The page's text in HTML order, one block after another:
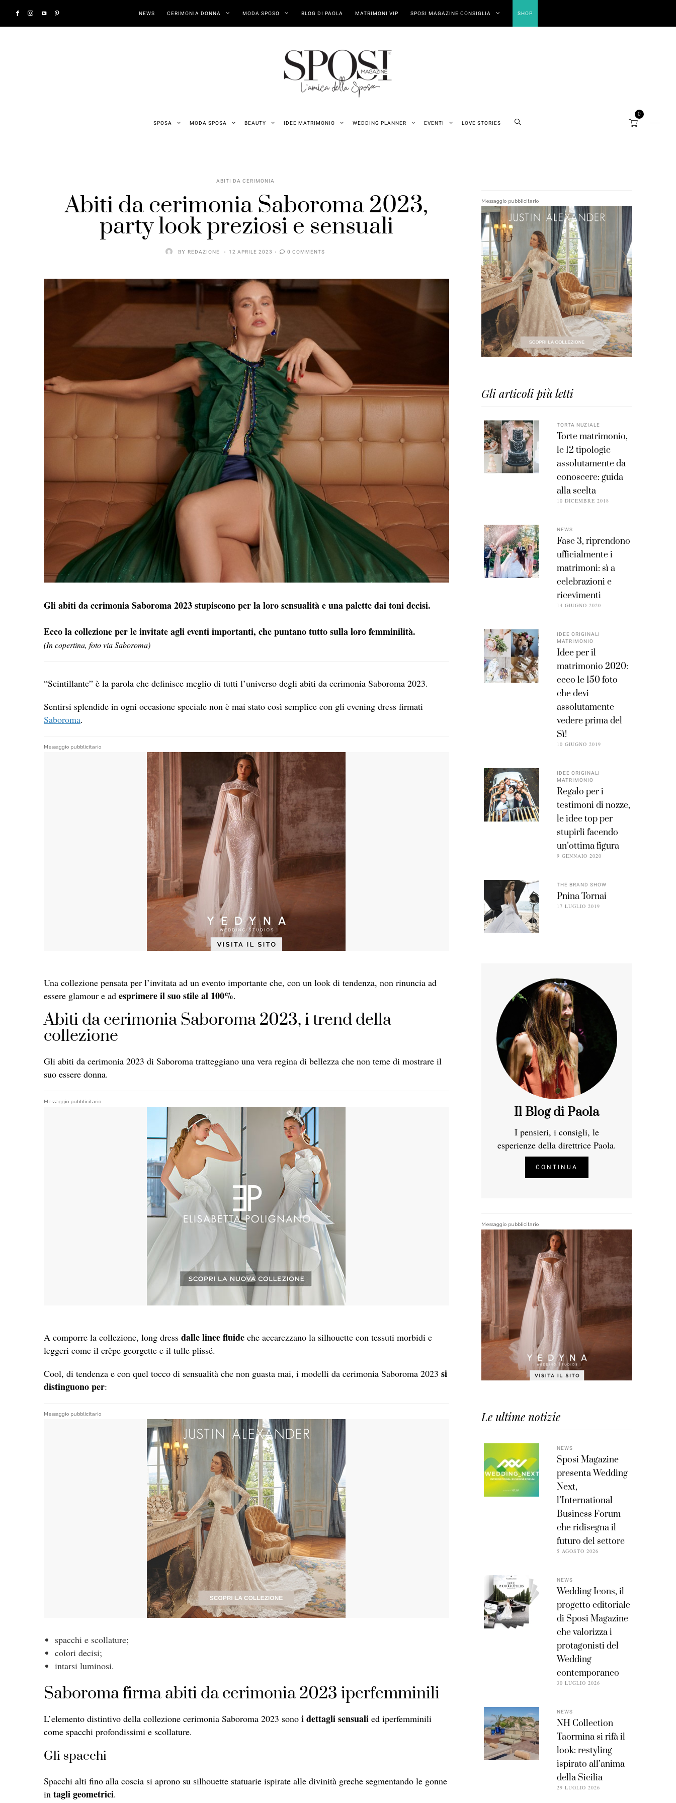
NEWS CERIMONIA DONNA MODA SPOSO BLOG DI PAOLA MATRIMONI VIP SPOSI MAGAZINE CONSIGLIA SHOP
SPOSA MODA SPOSA BEAUTY IDEE MATRIMONIO WEDDING PLANNER EVENTI LOVE STORIES
0
ABITI DA CERIMONIA
Abiti da cerimonia Saboroma 2023,
party look preziosi e sensuali
BY REDAZIONE 12 APRILE 2023 0 COMMENTS
Gli abiti da cerimonia Saboroma 2023 stupiscono per la loro sensualità e una palette dai toni decisi.
Ecco la collezione per le invitate agli eventi importanti, che puntano tutto sulla loro femminilità.
(In copertina, foto via Saboroma)
“Scintillante” è la parola che definisce meglio di tutti l’universo degli abiti da cerimonia Saboroma 2023.
Sentirsi splendide in ogni occasione speciale non è mai stato così semplice con gli evening dress firmati
Saboroma.
Messaggio pubblicitario
Una collezione pensata per l’invitata ad un evento importante che, con un look di tendenza, non rinuncia ad
essere glamour e ad esprimere il suo stile al 100%.
Abiti da cerimonia Saboroma 2023, i trend della
collezione
Gli abiti da cerimonia 2023 di Saboroma tratteggiano una vera regina di bellezza che non teme di mostrare il
suo essere donna.
Messaggio pubblicitario
A comporre la collezione, long dress dalle linee fluide che accarezzano la silhouette con tessuti morbidi e
leggeri come il crêpe georgette e il tulle plissé.
Cool, di tendenza e con quel tocco di sensualità che non guasta mai, i modelli da cerimonia Saboroma 2023 si
distinguono per:
Messaggio pubblicitario
spacchi e scollature;
colori decisi;
intarsi luminosi.
Saboroma firma abiti da cerimonia 2023 iperfemminili
L’elemento distintivo della collezione cerimonia Saboroma 2023 sono i dettagli sensuali ed iperfemminili
come spacchi profondissimi e scollature.
Gli spacchi
Spacchi alti fino alla coscia si aprono su silhouette statuarie ispirate alle divinità greche segmentando le gonne
in tagli geometrici.
Messaggio pubblicitario
Gli articoli più letti
TORTA NUZIALE
Torte matrimonio,
le 12 tipologie
assolutamente da
conoscere: guida
alla scelta
10 DICEMBRE 2018
NEWS
Fase 3, riprendono
ufficialmente i
matrimoni: sì a
celebrazioni e
ricevimenti
14 GIUGNO 2020
IDEE ORIGINALI
MATRIMONIO
Idee per il
matrimonio 2020:
ecco le 150 foto
che devi
assolutamente
vedere prima del
Sì!
10 GIUGNO 2019
IDEE ORIGINALI
MATRIMONIO
Regalo per i
testimoni di nozze,
le idee top per
stupirli facendo
un’ottima figura
9 GENNAIO 2020
THE BRAND SHOW
Pnina Tornai
17 LUGLIO 2019
Il Blog di Paola
I pensieri, i consigli, le
esperienze della direttrice Paola.
CONTINUA
Messaggio pubblicitario
Le ultime notizie
NEWS
Sposi Magazine
presenta Wedding
Next,
l’International
Business Forum
che ridisegna il
futuro del settore
5 AGOSTO 2026
NEWS
Wedding Icons, il
progetto editoriale
di Sposi Magazine
che valorizza i
protagonisti del
Wedding
contemporaneo
30 LUGLIO 2026
NEWS
NH Collection
Taormina si rifà il
look: restyling
ispirato all’anima
della Sicilia
29 LUGLIO 2026